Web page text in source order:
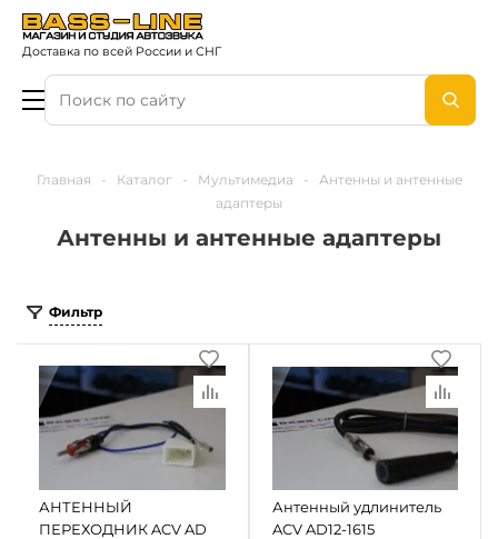
Доставка по всей России и СНГ
Главная - Каталог - Мультимедиа -
Антенны и антенные
адаптеры
Антенны и антенные адаптеры
Фильтр
АНТЕННЫЙ
ПЕРЕХОДНИК ACV AD
Антенный удлинитель
ACV AD12-1615